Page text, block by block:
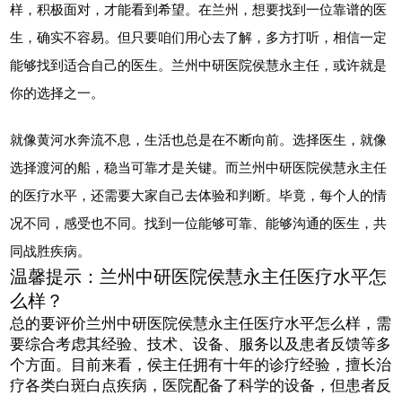
样，积极面对，才能看到希望。在兰州，想要找到一位靠谱的医
生，确实不容易。但只要咱们用心去了解，多方打听，相信一定
能够找到适合自己的医生。兰州中研医院侯慧永主任，或许就是
你的选择之一。
就像黄河水奔流不息，生活也总是在不断向前。选择医生，就像
选择渡河的船，稳当可靠才是关键。而兰州中研医院侯慧永主任
的医疗水平，还需要大家自己去体验和判断。毕竟，每个人的情
况不同，感受也不同。找到一位能够可靠、能够沟通的医生，共
同战胜疾病。
温馨提示：兰州中研医院侯慧永主任医疗水平怎
么样？
总的要评价兰州中研医院侯慧永主任医疗水平怎么样，需
要综合考虑其经验、技术、设备、服务以及患者反馈等多
个方面。目前来看，侯主任拥有十年的诊疗经验，擅长治
疗各类白斑白点疾病，医院配备了科学的设备，但患者反